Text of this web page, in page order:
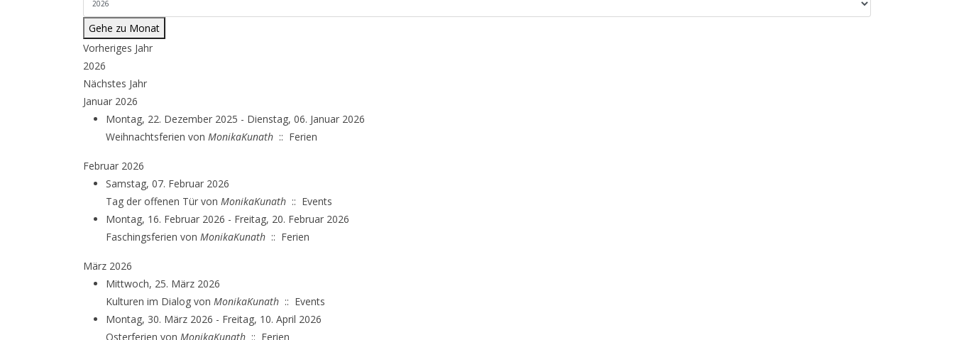
Gehe zu Monat
Vorheriges Jahr
2026
Nächstes Jahr
Januar 2026
Montag, 22. Dezember 2025 - Dienstag, 06. Januar 2026
Weihnachtsferien von MonikaKunath :: Ferien
Februar 2026
Samstag, 07. Februar 2026
Tag der offenen Tür von MonikaKunath :: Events
Montag, 16. Februar 2026 - Freitag, 20. Februar 2026
Faschingsferien von MonikaKunath :: Ferien
März 2026
Mittwoch, 25. März 2026
Kulturen im Dialog von MonikaKunath :: Events
Montag, 30. März 2026 - Freitag, 10. April 2026
Osterferien von MonikaKunath :: Ferien